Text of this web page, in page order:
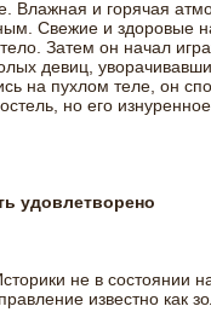
Влажная и горячая
Свежие и здоровые
Затем он начал
девиц,
на пухлом теле, он
но его
удовлетворено
не в состоянии
известно как